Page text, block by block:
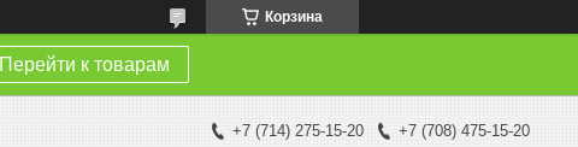
Корзина
Перейти к товарам
+7 (714) 275-15-20 +7 (708) 475-15-20